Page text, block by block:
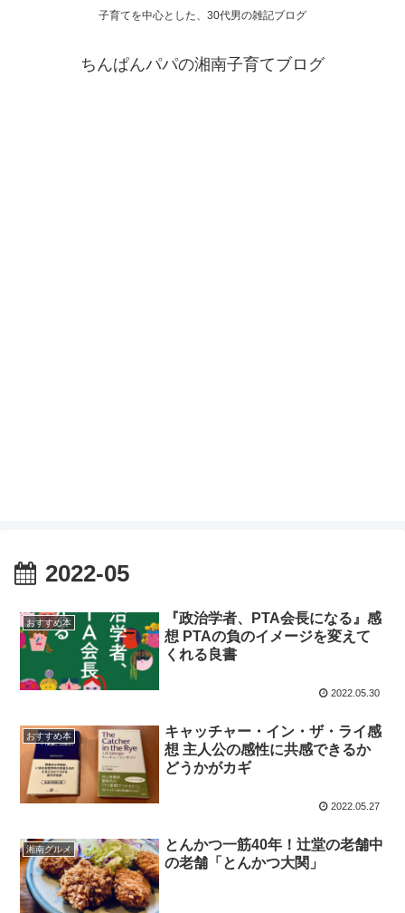
子育てを中心とした、30代男の雑記ブログ
ちんぱんパパの湘南子育てブログ
2022-05
おすすめ本
『政治学者、PTA会長になる』感
想 PTAの負のイメージを変えて
くれる良書
2022.05.30
おすすめ本
キャッチャー・イン・ザ・ライ感
想 主人公の感性に共感できるか
どうかがカギ
2022.05.27
湘南グルメ
とんかつ一筋40年！辻堂の老舗中
の老舗「とんかつ大関」